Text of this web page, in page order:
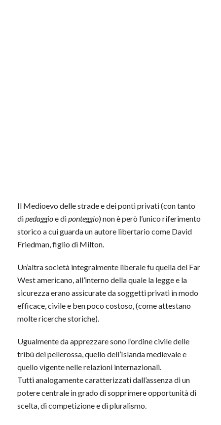
Il Medioevo delle strade e dei ponti privati (con tanto
dipedaggioe diponteggio) non è però l’unico riferimento
storico a cui guarda un autore libertario come David
Friedman, figlio di Milton.
Un’altra società integralmente liberale fu quella del Far
West americano, all’interno della quale la legge e la
sicurezza erano assicurate da soggetti privati in modo
efficace, civile e ben poco costoso, (come attestano
molte ricerche storiche).
Ugualmente da apprezzare sono l’ordine civile delle
tribù dei pellerossa, quello dell’Islanda medievale e
quello vigente nelle relazioni internazionali.
Tutti analogamente caratterizzati dall’assenza di un
potere centrale in grado di sopprimere opportunità di
scelta, di competizione e di pluralismo.